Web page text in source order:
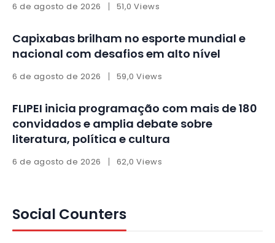
6 de agosto de 2026 51,0 Views
Capixabas brilham no esporte mundial e
nacional com desafios em alto nível
6 de agosto de 2026 59,0 Views
FLIPEI inicia programação com mais de 180
convidados e amplia debate sobre
literatura, política e cultura
6 de agosto de 2026 62,0 Views
Social Counters